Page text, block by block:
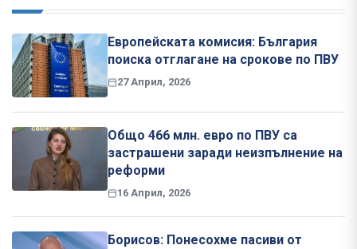
Европейската комисия: България
поиска отглагане на срокове по ПВУ
27 Април, 2026
Общо 466 млн. евро по ПВУ са
застрашени заради неизпълнение на
реформи
16 Април, 2026
Борисов: Понесохме пасиви от